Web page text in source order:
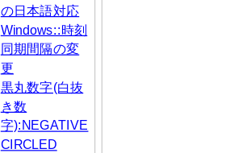
の日本語対応
Windows::時刻
同期間隔の変
更
黒丸数字(白抜
き数
字):NEGATIVE
CIRCLED